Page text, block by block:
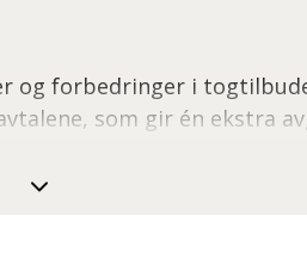
og forbedringer i
som gir én ekstra